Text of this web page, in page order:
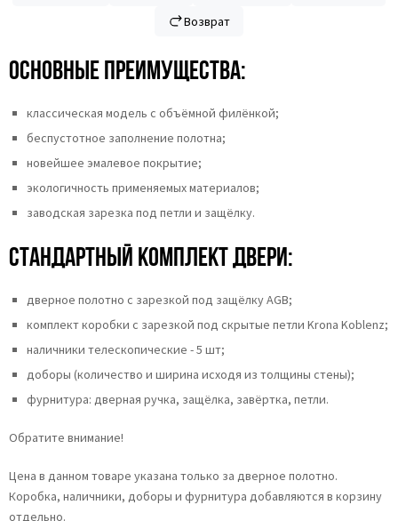
Возврат
Основные преимущества:
классическая модель с объёмной филёнкой;
беспустотное заполнение полотна;
новейшее эмалевое покрытие;
экологичность применяемых материалов;
заводская зарезка под петли и защёлку.
Стандартный комплект двери:
дверное полотно с зарезкой под защёлку AGB;
комплект коробки с зарезкой под скрытые петли Krona Koblenz;
наличники телескопические - 5 шт;
доборы (количество и ширина исходя из толщины стены);
фурнитура: дверная ручка, защёлка, завёртка, петли.
Обратите внимание!
Цена в данном товаре указана только за дверное полотно.
Коробка, наличники, доборы и фурнитура добавляются в корзину
отдельно.